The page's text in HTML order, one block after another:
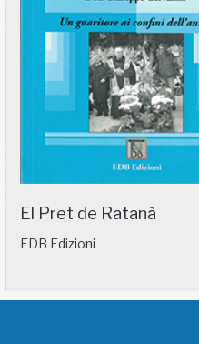
El Pret de Ratanà
EDB Edizioni